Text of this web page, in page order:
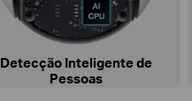
Detecção Inteligente de
Pessoas